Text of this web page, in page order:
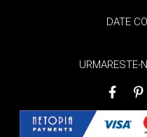
DATE
URMARESTE-